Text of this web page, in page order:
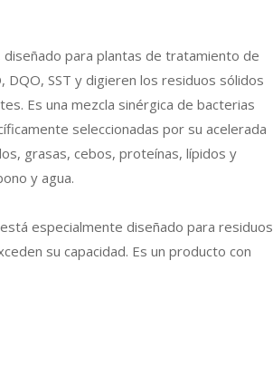
diseñado para plantas de tratamiento de
DQO, SST y digieren los residuos sólidos
Es una mezcla sinérgica de bacterias
seleccionadas por su acelerada
grasas, cebos, proteínas, lípidos y
y agua.
especialmente diseñado para residuos
su capacidad. Es un producto con